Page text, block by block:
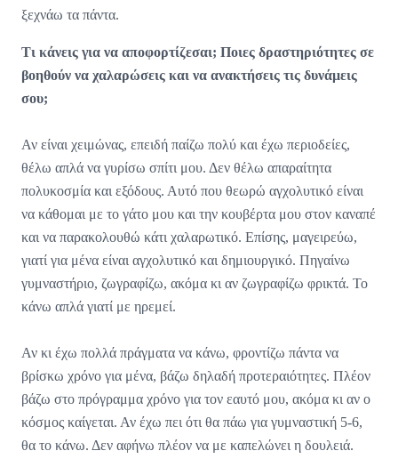
ξεχνάω τα πάντα.
Τι κάνεις για να αποφορτίζεσαι; Ποιες δραστηριότητες σε
βοηθούν να χαλαρώσεις και να ανακτήσεις τις δυνάμεις
σου;
Αν είναι χειμώνας, επειδή παίζω πολύ και έχω περιοδείες,
θέλω απλά να γυρίσω σπίτι μου. Δεν θέλω απαραίτητα
πολυκοσμία και εξόδους. Αυτό που θεωρώ αγχολυτικό είναι
να κάθομαι με το γάτο μου και την κουβέρτα μου στον καναπέ
και να παρακολουθώ κάτι χαλαρωτικό. Επίσης, μαγειρεύω,
γιατί για μένα είναι αγχολυτικό και δημιουργικό. Πηγαίνω
γυμναστήριο, ζωγραφίζω, ακόμα κι αν ζωγραφίζω φρικτά. Το
κάνω απλά γιατί με ηρεμεί.
Αν κι έχω πολλά πράγματα να κάνω, φροντίζω πάντα να
βρίσκω χρόνο για μένα, βάζω δηλαδή προτεραιότητες. Πλέον
βάζω στο πρόγραμμα χρόνο για τον εαυτό μου, ακόμα κι αν ο
κόσμος καίγεται. Αν έχω πει ότι θα πάω για γυμναστική 5-6,
θα το κάνω. Δεν αφήνω πλέον να με καπελώνει η δουλειά.